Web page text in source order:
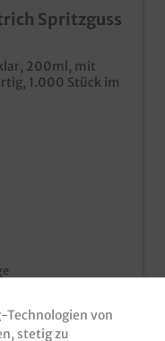
Spritzguss
200ml, mit
1.000 Stück im
Technologien von
stetig zu